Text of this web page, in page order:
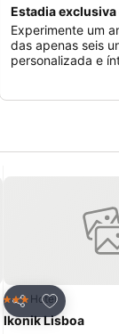
Estadia
Experimente um
das apenas seis
personalizada e
Partilhar
Adicionar
3 Estrelas
Hotel
Ikonik Lisboa